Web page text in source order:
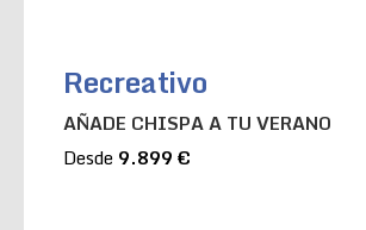
Recreativo
AÑADE CHISPA A TU VERANO
Desde 9.899 €